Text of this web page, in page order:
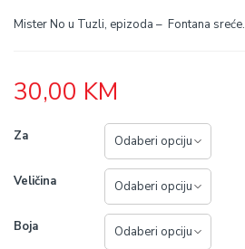
Mister No u Tuzli, epizoda – Fontana sreće.
30,00 KM
Za
Veličina
Boja